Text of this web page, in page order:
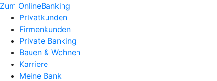
Zum OnlineBanking
Privatkunden
Firmenkunden
Private Banking
Bauen & Wohnen
Karriere
Meine Bank